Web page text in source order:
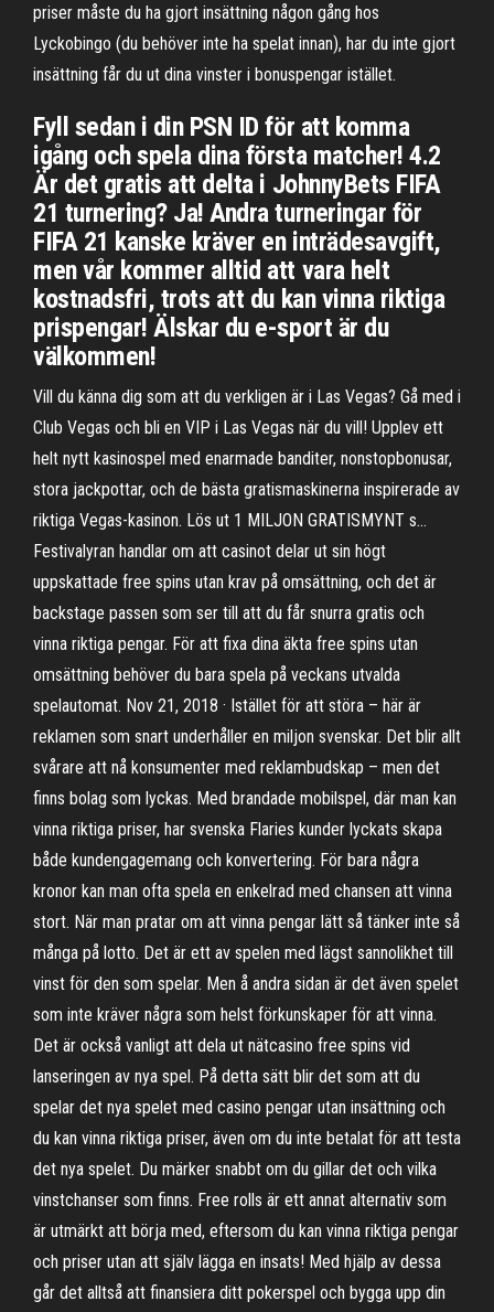
priser måste du ha gjort insättning någon gång hos
Lyckobingo (du behöver inte ha spelat innan), har du inte gjort
insättning får du ut dina vinster i bonuspengar istället.
Fyll sedan i din PSN ID för att komma
igång och spela dina första matcher! 4.2
Är det gratis att delta i JohnnyBets FIFA
21 turnering? Ja! Andra turneringar för
FIFA 21 kanske kräver en inträdesavgift,
men vår kommer alltid att vara helt
kostnadsfri, trots att du kan vinna riktiga
prispengar! Älskar du e-sport är du
välkommen!
‎Vill du känna dig som att du verkligen är i Las Vegas? Gå med i
Club Vegas och bli en VIP i Las Vegas när du vill! Upplev ett
helt nytt kasinospel med enarmade banditer, nonstopbonusar,
stora jackpottar, och de bästa gratismaskinerna inspirerade av
riktiga Vegas-kasinon. Lös ut 1 MILJON GRATISMYNT s…
Festivalyran handlar om att casinot delar ut sin högt
uppskattade free spins utan krav på omsättning, och det är
backstage passen som ser till att du får snurra gratis och
vinna riktiga pengar. För att fixa dina äkta free spins utan
omsättning behöver du bara spela på veckans utvalda
spelautomat. Nov 21, 2018 · Istället för att störa – här är
reklamen som snart underhåller en miljon svenskar. Det blir allt
svårare att nå konsumenter med reklambudskap – men det
finns bolag som lyckas. Med brandade mobilspel, där man kan
vinna riktiga priser, har svenska Flaries kunder lyckats skapa
både kundengagemang och konvertering. För bara några
kronor kan man ofta spela en enkelrad med chansen att vinna
stort. När man pratar om att vinna pengar lätt så tänker inte så
många på lotto. Det är ett av spelen med lägst sannolikhet till
vinst för den som spelar. Men å andra sidan är det även spelet
som inte kräver några som helst förkunskaper för att vinna.
Det är också vanligt att dela ut nätcasino free spins vid
lanseringen av nya spel. På detta sätt blir det som att du
spelar det nya spelet med casino pengar utan insättning och
du kan vinna riktiga priser, även om du inte betalat för att testa
det nya spelet. Du märker snabbt om du gillar det och vilka
vinstchanser som finns. Free rolls är ett annat alternativ som
är utmärkt att börja med, eftersom du kan vinna riktiga pengar
och priser utan att själv lägga en insats! Med hjälp av dessa
går det alltså att finansiera ditt pokerspel och bygga upp din